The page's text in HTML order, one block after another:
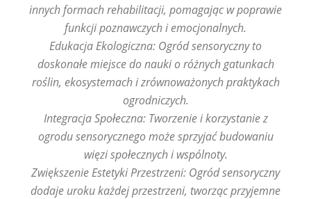
innych formach rehabilitacji, pomagając w poprawie
funkcji poznawczych i emocjonalnych.
Edukacja Ekologiczna: Ogród sensoryczny to
doskonałe miejsce do nauki o różnych gatunkach
roślin, ekosystemach i zrównoważonych praktykach
ogrodniczych.
Integracja Społeczna: Tworzenie i korzystanie z
ogrodu sensorycznego może sprzyjać budowaniu
więzi społecznych i wspólnoty.
Zwiększenie Estetyki Przestrzeni: Ogród sensoryczny
dodaje uroku każdej przestrzeni, tworząc przyjemne